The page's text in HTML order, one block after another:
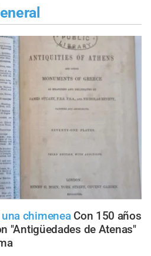
chimenea Con 150 años
"Antigüedades de Atenas"